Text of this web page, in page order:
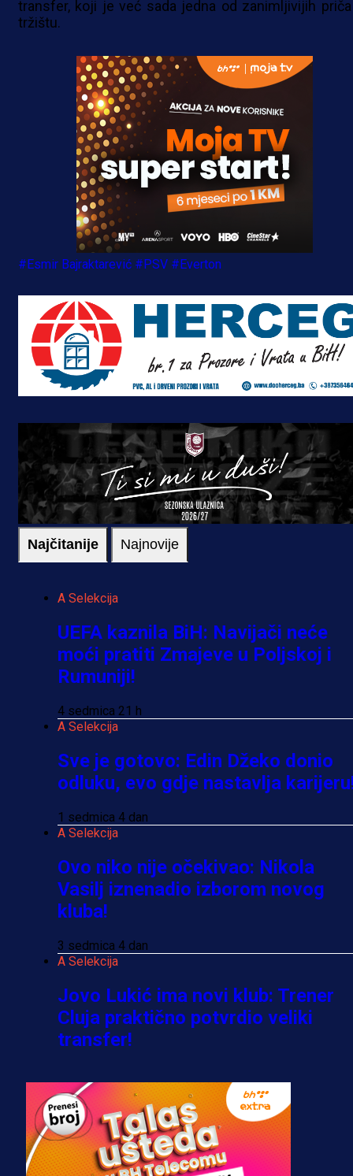
transfer, koji je već sada jedna od zanimljivijih
tržištu.
#Esmir Bajraktarević #PSV #Everton
Najčitanije Najnovije
A Selekcija
UEFA kaznila BiH: Navijači neće
moći pratiti Zmajeve u Poljskoj i
Rumuniji!
4 sedmica 21 h
A Selekcija
Sve je gotovo: Edin Džeko donio
odluku, evo gdje nastavlja
1 sedmica 4 dan
A Selekcija
Ovo niko nije očekivao: Nikola
Vasilj iznenadio izborom novog
kluba!
3 sedmica 4 dan
A Selekcija
Jovo Lukić ima novi klub: Trener
Cluja praktično potvrdio veliki
transfer!
A Selekcija
Stigla potvrda od predsjednika
kluba: Jovo Lukić uskoro pravi
transfer!?